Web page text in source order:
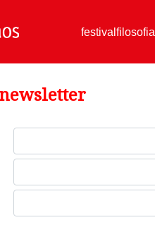
festivalfilosofia